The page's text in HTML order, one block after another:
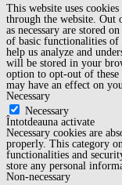
This website uses
through the website. Out
as necessary are stored
of basic functionalities of
help us analyze and
will be stored in your
option to opt-out of
may have an effect on
Necessary
Necessary
Întotdeauna activate
Necessary cookies are
properly. This category
functionalities and
store any personal
Non-necessary